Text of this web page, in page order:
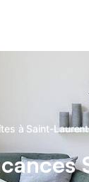
à Saint-